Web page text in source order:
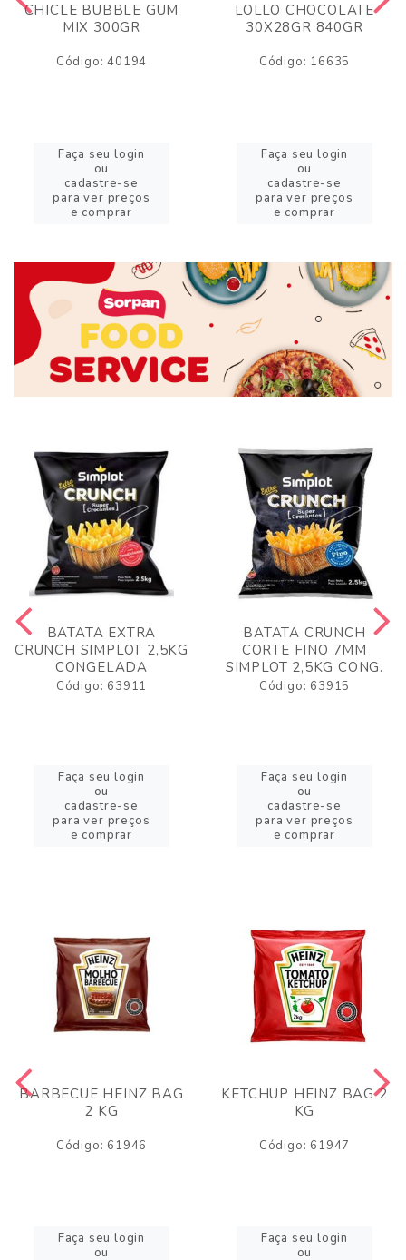
CHICLE BUBBLE GUM
MIX 300GR
Código: 40194
Faça seu login
ou
cadastre-se
para ver preços
e comprar
LOLLO CHOCOLATE
30X28GR 840GR
Código: 16635
Faça seu login
ou
cadastre-se
para ver preços
e comprar
BATATA EXTRA
CRUNCH SIMPLOT 2,5KG
CONGELADA
Código: 63911
Faça seu login
ou
cadastre-se
para ver preços
e comprar
BATATA CRUNCH
CORTE FINO 7MM
SIMPLOT 2,5KG CONG.
Código: 63915
Faça seu login
ou
cadastre-se
para ver preços
e comprar
BARBECUE HEINZ BAG
2 KG
Código: 61946
Faça seu login
ou
KETCHUP HEINZ BAG 2
KG
Código: 61947
Faça seu login
ou